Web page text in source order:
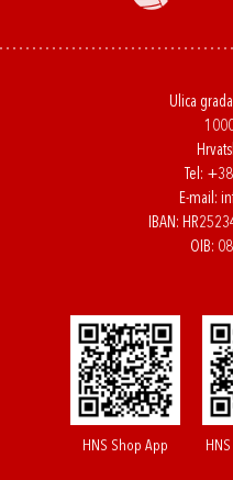
Ulica
Tel:
E-mail:
IBAN:
OIB:
HNS Shop App